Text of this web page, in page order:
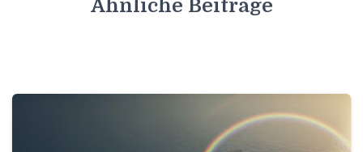
Ähnliche Beiträge